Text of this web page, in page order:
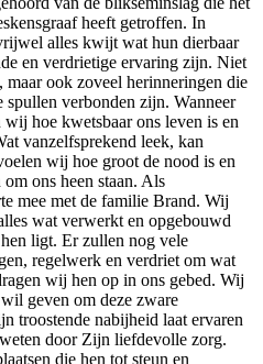
heeft getroffen. In
alles kwijt wat hun dierbaar
en verdrietige ervaring zijn. Niet
maar ook zoveel herinneringen die
spullen verbonden zijn. Wanneer
hoe kwetsbaar ons leven is en
vanzelfsprekend leek, kan
wij hoe groot de nood is en
ons heen staan. Als
mee met de familie Brand. Wij
wat verwerkt en opgebouwd
ligt. Er zullen nog vele
regelwerk en verdriet om wat
wij hen op in ons gebed. Wij
geven om deze zware
troostende nabijheid laat ervaren
door Zijn liefdevolle zorg.
die hen tot steun en